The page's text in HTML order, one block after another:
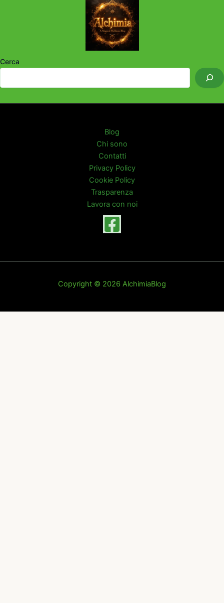
Cerca
Blog
Chi sono
Contatti
Privacy Policy
Cookie Policy
Trasparenza
Lavora con noi
Copyright © 2026 AlchimiaBlog